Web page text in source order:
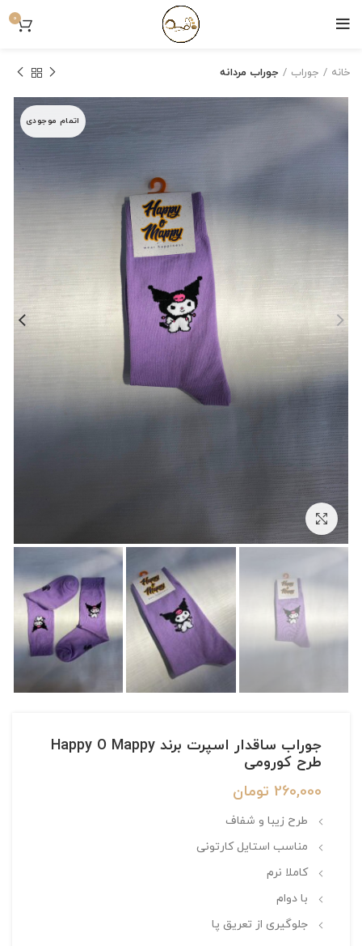
0
خانه جوراب جوراب مردانه
اتمام موجودی
بزرگنمایی تصویر
جوراب ساقدار اسپرت برند Happy O Mappy
طرح کورومی
260,000 تومان
طرح زیبا و شفاف
مناسب استایل کارتونی
کاملا نرم
با دوام
جلوگیری از تعریق پا